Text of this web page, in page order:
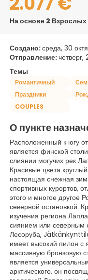
На основе 2 Взрослых
Создано:среда, 30
Отправление:четверг,
Темы
Романтичный
Праздники
COUPLES
О пункте
Расположенный к югу
является финской
слиянии могучих рек
Красивые цвета
настоящая снежная
спортивных курортов,
этого и многое другое
северной остановкой.
изучения региона
сиянием или северным
Лесоруба,
имеет высокий пилон с
массивную бронзовую
является
арктического, он